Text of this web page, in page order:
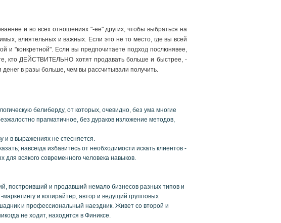
и во всех отношениях "-ее" других, чтобы выбраться на
влиятельных и важных. Если это не то место, где вы всей
и "конкретной". Если вы предпочитаете подход послюнявее,
кто ДЕЙСТВИТЕЛЬНО хотят продавать больше и быстрее, -
денег в разы больше, чем вы рассчитывали получить.
белиберду, от которых, очевидно, без ума многие
прагматичное, без дураков изложение методов,
и в выражениях не стесняется.
навсегда избавитесь от необходимости искать клиентов -
для всякого современного человека навыков.
построивший и продавший немало бизнесов разных типов и
и копирайтер, автор и ведущий групповых
и профессиональный наездник. Живет со второй и
не ходит, находится в Финиксе.